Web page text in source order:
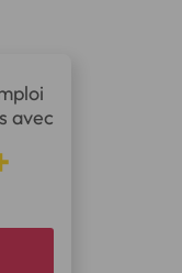
avec